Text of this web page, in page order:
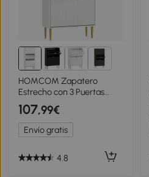
1+
HOMCOM Zapatero
Estrecho con 3 Puertas
Acanaladas con Estantes
Ajustables para 18 Pares de
Zapatos 60x24x122,5 cm
Blanco
107,99€
Envío gratis
4.8